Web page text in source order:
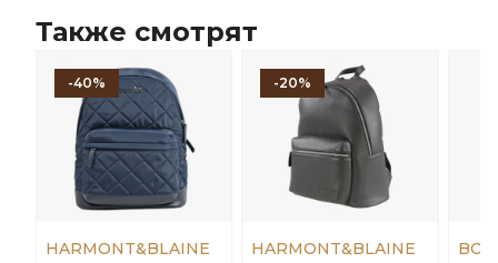
Также смотрят
-40%
HARMONT&BLAINE
-20%
HARMONT&BLAINE